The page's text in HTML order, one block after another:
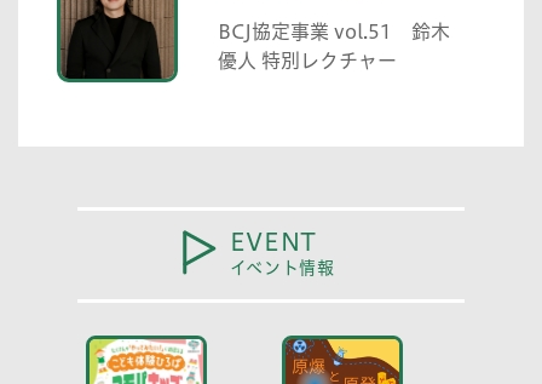
BCJ協定事業 vol.51 鈴木
優人 特別レクチャー
EVENT
イベント情報